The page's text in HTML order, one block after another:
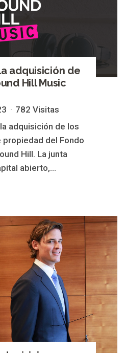
adquisición de
Hill Music
782 Visitas
adquisición de los
del Fondo
Hill. La junta
abierto,...